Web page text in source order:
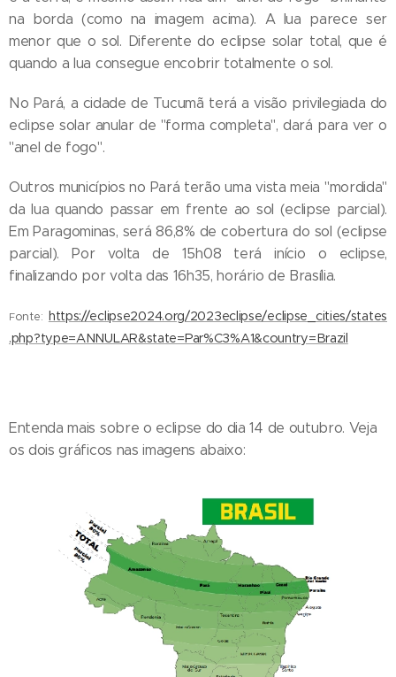
na borda (como na imagem acima). A lua parece ser
menor que o sol. Diferente do eclipse solar total, que é
quando a lua consegue encobrir totalmente o sol.
No Pará, a cidade de Tucumã terá a visão privilegiada do
eclipse solar anular de "forma completa", dará para ver o
"anel de fogo".
Outros municípios no Pará terão uma vista meia "mordida"
da lua quando passar em frente ao sol (eclipse parcial).
Em Paragominas, será 86,8% de cobertura do sol (eclipse
parcial). Por volta de 15h08 terá início o eclipse,
finalizando por volta das 16h35, horário de Brasília.
Fonte: https://eclipse2024.org/2023eclipse/eclipse_cities/states
.php?type=ANNULAR&state=Par%C3%A1&country=Brazil
Entenda mais sobre o eclipse do dia 14 de outubro. Veja
os dois gráficos nas imagens abaixo: